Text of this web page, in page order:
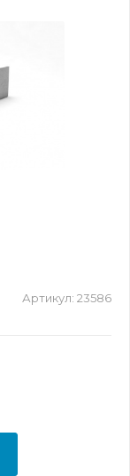
Артикул: 23586